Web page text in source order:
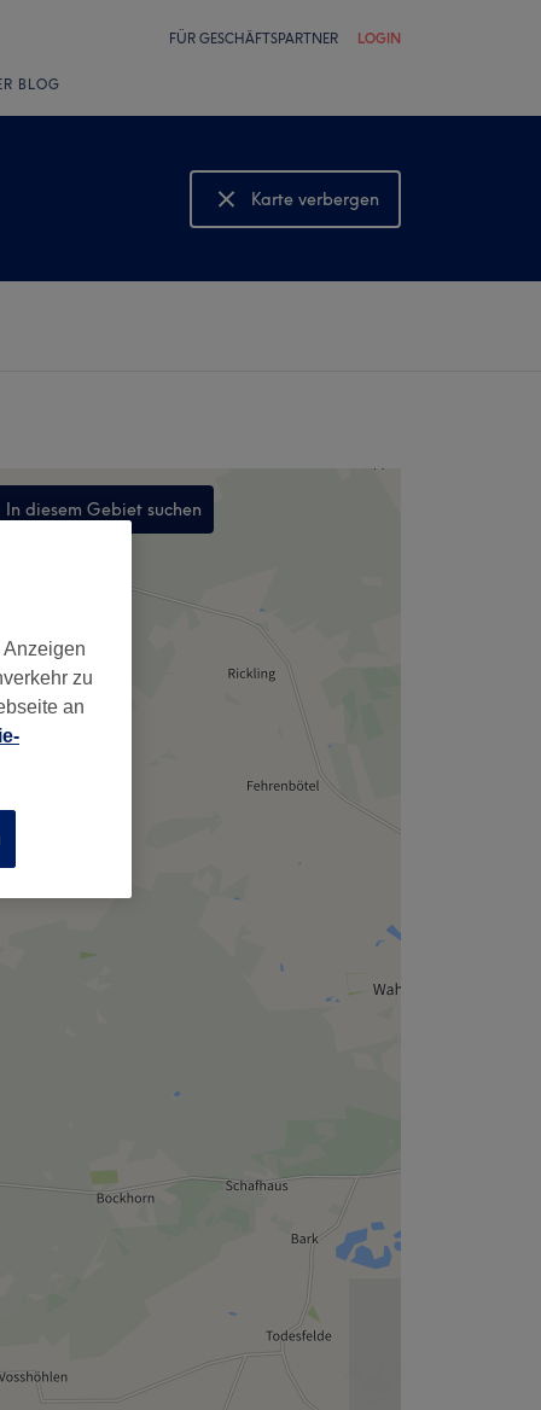
FÜR GESCHÄFTSPARTNER LOGIN
BLOG
Karte verbergen
Karte anzeigen
In diesem Gebiet suchen
zu
an